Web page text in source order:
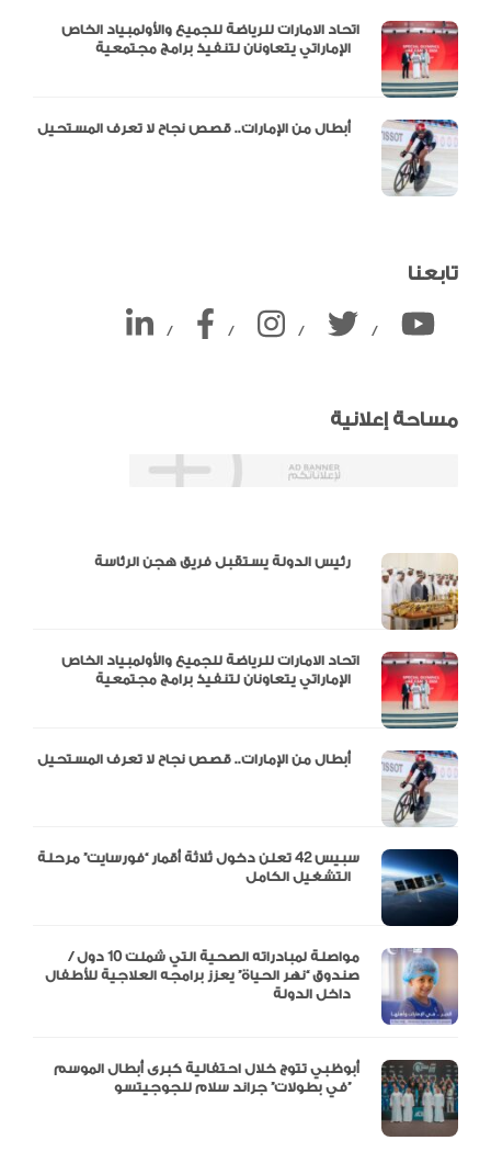
اتحاد الامارات للرياضة للجميع والأولمبياد الخاص
تابعنا
/ / / /
مساحة إعلانية
اتحاد الامارات للرياضة للجميع والأولمبياد الخاص
سبيس 42 تعلن دخول ثلاثة أقمار “فورسايت” مرحلة
مواصلة لمبادراته الصحية التي شملت 10 دول /
صندوق “نهر الحياة” يعزز برامجه العلاجية للأطفال
أبوظبي تتوج خلال احتفالية كبرى أبطال الموسم
في بطولات” جراند سلام للجوجيتسو”